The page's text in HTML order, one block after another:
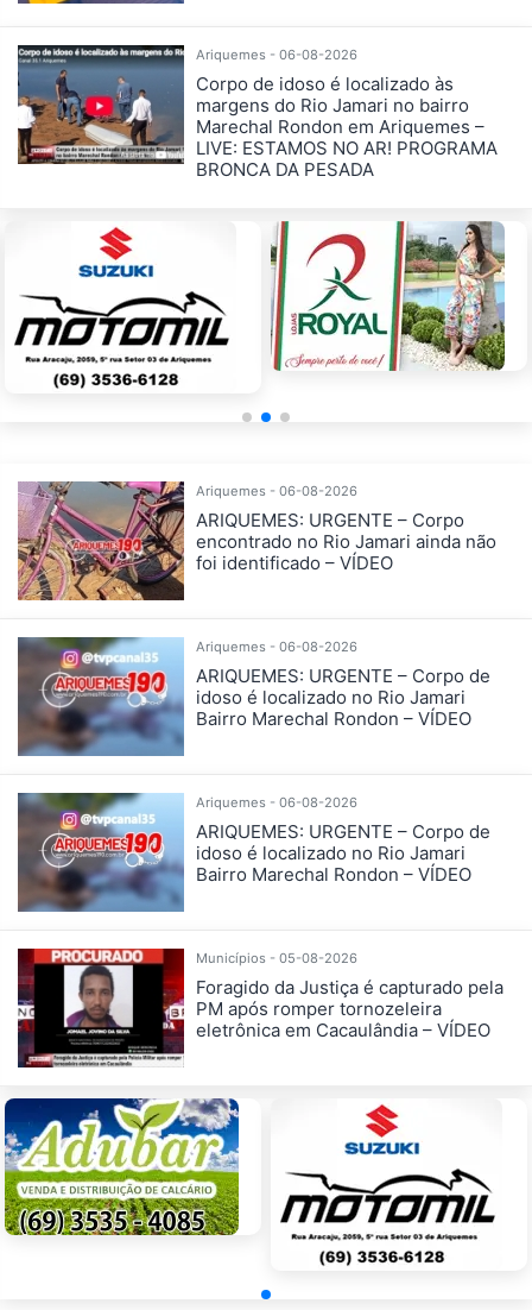
Ariquemes - 06-08-2026
Corpo de idoso é localizado às
margens do Rio Jamari no bairro
Marechal Rondon em Ariquemes –
LIVE: ESTAMOS NO AR! PROGRAMA
BRONCA DA PESADA
Ariquemes - 06-08-2026
ARIQUEMES: URGENTE – Corpo
encontrado no Rio Jamari ainda não
foi identificado – VÍDEO
Ariquemes - 06-08-2026
ARIQUEMES: URGENTE – Corpo de
idoso é localizado no Rio Jamari
Bairro Marechal Rondon – VÍDEO
Ariquemes - 06-08-2026
ARIQUEMES: URGENTE – Corpo de
idoso é localizado no Rio Jamari
Bairro Marechal Rondon – VÍDEO
Municípios - 05-08-2026
Foragido da Justiça é capturado pela
PM após romper tornozeleira
eletrônica em Cacaulândia – VÍDEO